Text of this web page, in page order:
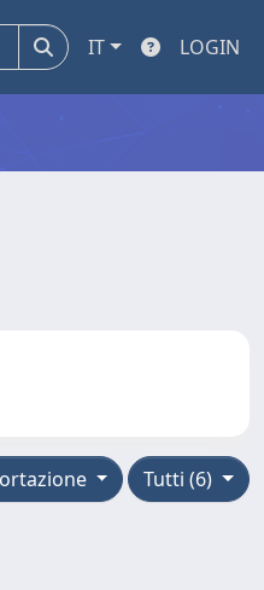
IT LOGIN
Tutti (6)